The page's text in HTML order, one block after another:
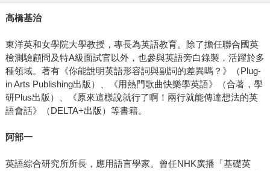
高橋基治
東洋英和女學院大學教授，專長為英語教育。除了擔任聯合國英
檢測驗顧問及特A級面試官以外，也參與英語旁白錄製，活躍於多
種領域。著有《你能說明英語形容詞與副詞的差異嗎？》（Plug-
in Arts Publishing出版）、《用熱門歌曲快樂學英語》（合著，學
研Plus出版）、《原來這樣說就行了啊！兩行就能傳達想法的英
語會話》（DELTA+出版）等書籍。
阿部一
英語綜合研究所所長，應用語言學家。曾任NHK廣播「基礎英